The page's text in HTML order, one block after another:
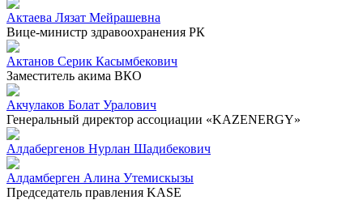
Актаева Лязат Мейрашевна
Вице-министр здравоохранения РК
Актанов Серик Касымбекович
Заместитель акима ВКО
Акчулаков Болат Уралович
Генеральный директор ассоциации «KAZENERGY»
Алдабергенов Нурлан Шадибекович
Алдамберген Алина Утемискызы
Председатель правления KASE